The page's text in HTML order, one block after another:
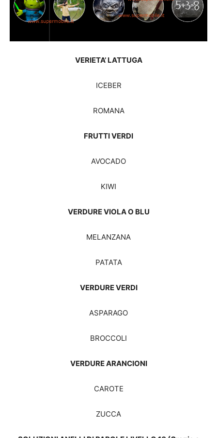
VERIETA’ LATTUGA
ICEBER
ROMANA
FRUTTI VERDI
AVOCADO
KIWI
VERDURE VIOLA O BLU
MELANZANA
PATATA
VERDURE VERDI
ASPARAGO
BROCCOLI
VERDURE ARANCIONI
CAROTE
ZUCCA